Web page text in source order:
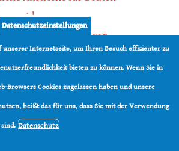
Honigbienen-Haltung
ist Vertrauenssache
Datenschutzeinstellungen
unserer Internetseite, um Ihren Besuch effizienter zu
bieten zu können. Wenn Sie in
Browsers Cookies zugelassen haben und unsere
heißt das für uns, dass Sie mit der Verwendung
Datenschutz